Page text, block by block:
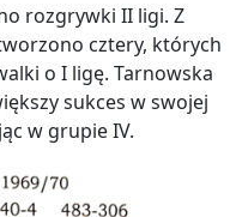
rozgrywki II ligi. Z
cztery, których
o I ligę. Tarnowska
sukces w swojej
w grupie IV.